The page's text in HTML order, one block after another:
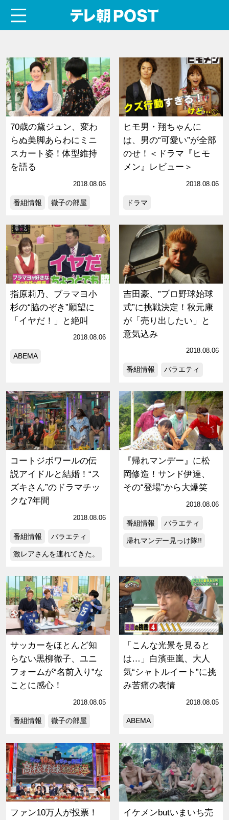
70歳の黛ジュン、変わ
らぬ美脚あらわにミニ
スカート姿！体型維持
を語る
2018.08.06
番組情報 徹子の部屋
ヒモ男・翔ちゃんに
は、男の“可愛い”が全部
のせ！＜ドラマ『ヒモ
メン』レビュー＞
2018.08.06
ドラマ
指原莉乃、ブラマヨ小
杉の“脇のぞき”願望に
「イヤだ！」と絶叫
2018.08.06
ABEMA
吉田豪、”プロ野球始球
式”に挑戦決定！秋元康
が「売り出したい」と
意気込み
2018.08.06
番組情報 バラエティ
コートジボワールの伝
説アイドルと結婚！“ス
ズキさん”のドラマチッ
クな7年間
2018.08.06
番組情報 バラエティ
激レアさんを連れてきた。
『帰れマンデー』に松
岡修造！サンド伊達、
その“登場”から大爆笑
2018.08.06
番組情報 バラエティ
帰れマンデー見っけ隊!!
サッカーをほとんど知
らない黒柳徹子、ユニ
フォームが“名前入り”な
ことに感心！
2018.08.05
番組情報 徹子の部屋
「こんな光景を見ると
は…」白濱亜嵐、大人
気“シャトルイート”に挑
み苦痛の表情
2018.08.05
ABEMA
ファン10万人が投票！
イケメンbutいまいち売